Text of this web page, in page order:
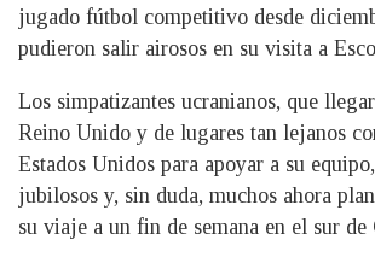
jugado fútbol competitivo desde
pudieron salir airosos en su visita a
Los simpatizantes ucranianos, que
Reino Unido y de lugares tan lejanos
Estados Unidos para apoyar a su
jubilosos y, sin duda, muchos ahora
su viaje a un fin de semana en el sur de